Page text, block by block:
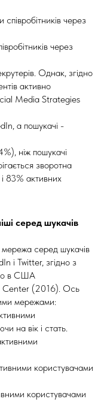
через
через
Однак, згідно
активно
Media Strategies
а пошукачі -
ніж пошукачі
зворотна
83% активних
серед шукачів
серед шукачів
і Twitter, згідно з
в США
Center (2016). Ось
мережами:
на вік і стать.
користувачами
користувачами